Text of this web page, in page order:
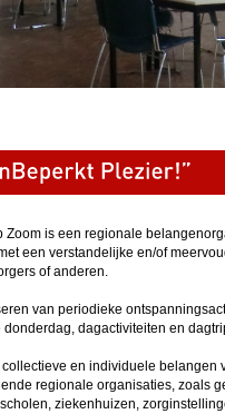
Zoom is een regionale
een verstandelijke en/of
of anderen.
van periodieke
dagactiviteiten en
en individuele belangen
regionale organisaties, zoals
ziekenhuizen,